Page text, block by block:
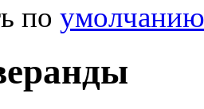
по умолчанию